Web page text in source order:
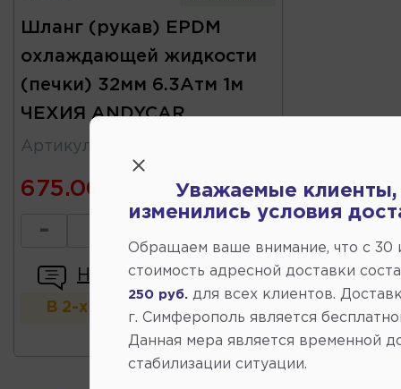
Шланг (рукав) EPDM
охлаждающей жидкости
(печки) 32мм 6.3Атм 1м
ЧЕХИЯ ANDYCAR
Артикул
675.00
-
Написать отзыв
В 2-х и более магазинах
Уважаемые клиенты,
изменились условия
Обращаем ваше внимание, что c 30
стоимость адресной доставки
250 руб. для всех клиентов.
г. Симферополь является
Данная мера является временной
стабилизации ситуации.